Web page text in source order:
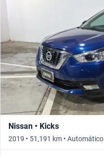
Nissan • Kicks
2019 • 51,191 km • Automático